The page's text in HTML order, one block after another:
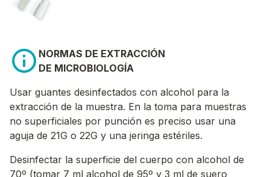
NORMAS DE EXTRACCIÓN
DE MICROBIOLOGÍA
Usar guantes desinfectados con alcohol para la
extracción de la muestra. En la toma para muestras
no superficiales por punción es preciso usar una
aguja de 21G o 22G y una jeringa estériles.
Desinfectar la superficie del cuerpo con alcohol de
70º (tomar 7 ml alcohol de 95º y 3 ml de suero